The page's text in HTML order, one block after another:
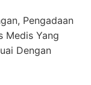
Pengadaan
Medis Yang
Dengan